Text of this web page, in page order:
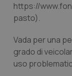
https://
pasto).
Vada per una
grado di
uso